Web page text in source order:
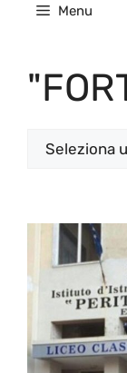
Menu
Categorie